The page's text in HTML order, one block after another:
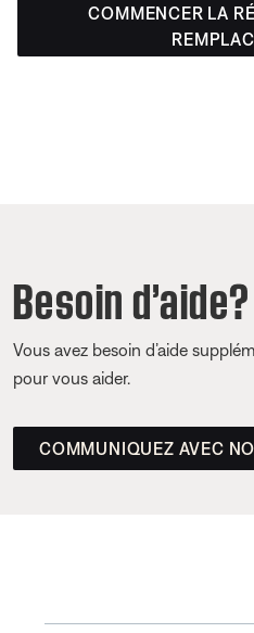
COMMENCER LA
Besoin d’aide?
Vous avez besoin d’aide
pour vous aider.
COMMUNIQUEZ AVEC